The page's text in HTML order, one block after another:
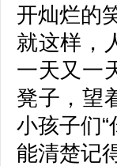
开灿烂的
就这样，
一天又一
凳子，望
小孩子们
能清楚记